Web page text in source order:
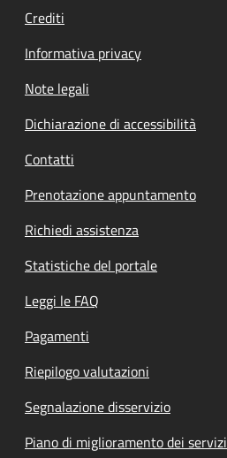
Crediti
Informativa privacy
Note legali
Dichiarazione di accessibilità
Contatti
Prenotazione appuntamento
Richiedi assistenza
Statistiche del portale
Leggi le FAQ
Pagamenti
Riepilogo valutazioni
Segnalazione disservizio
Piano di miglioramento dei servizi